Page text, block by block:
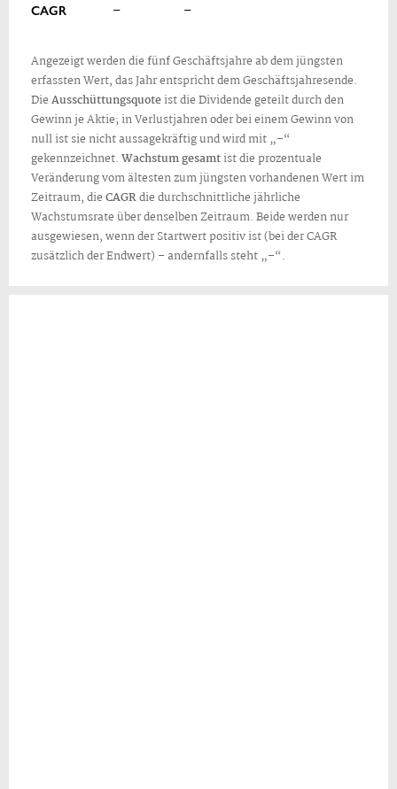
CAGR – –
Angezeigt werden die fünf Geschäftsjahre ab dem jüngsten
erfassten Wert, das Jahr entspricht dem Geschäftsjahresende.
DieAusschüttungsquoteist die Dividende geteilt durch den
Gewinn je Aktie; in Verlustjahren oder bei einem Gewinn von
null ist sie nicht aussagekräftig und wird mit „–“
gekennzeichnet.Wachstum gesamtist die prozentuale
Veränderung vom ältesten zum jüngsten vorhandenen Wert im
Zeitraum, dieCAGRdie durchschnittliche jährliche
Wachstumsrate über denselben Zeitraum. Beide werden nur
ausgewiesen, wenn der Startwert positiv ist (bei der CAGR
zusätzlich der Endwert) – andernfalls steht „–“.